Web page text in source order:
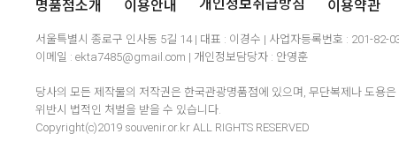
개인정보취급방침
서울특별시 종로구 인사동 5길 14 | 대표 : 이경수 | 사업자등록번호 : 201-
이메일 : ekta7485@gmail.com | 개인정보담당자 : 안영훈
당사의 모든 제작물의 저작권은 한국관광명품점에 있으며, 무단복제나 도용
위반시 법적인 처벌을 받을 수 있습니다.
Copyright(c)2019 souvenir.or.kr ALL RIGHTS RESERVED